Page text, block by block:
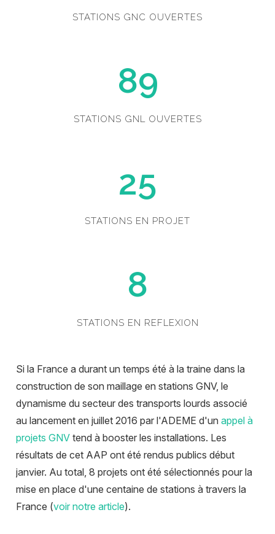
STATIONS GNC OUVERTES
89
STATIONS GNL OUVERTES
25
STATIONS EN PROJET
8
STATIONS EN REFLEXION
Si la France a durant un temps été à la traine dans la
construction de son maillage en stations GNV, le
dynamisme du secteur des transports lourds associé
au lancement en juillet 2016 par l'ADEME d'un appel à
projets GNV tend à booster les installations. Les
résultats de cet AAP ont été rendus publics début
janvier. Au total, 8 projets ont été sélectionnés pour la
mise en place d'une centaine de stations à travers la
France (voir notre article).